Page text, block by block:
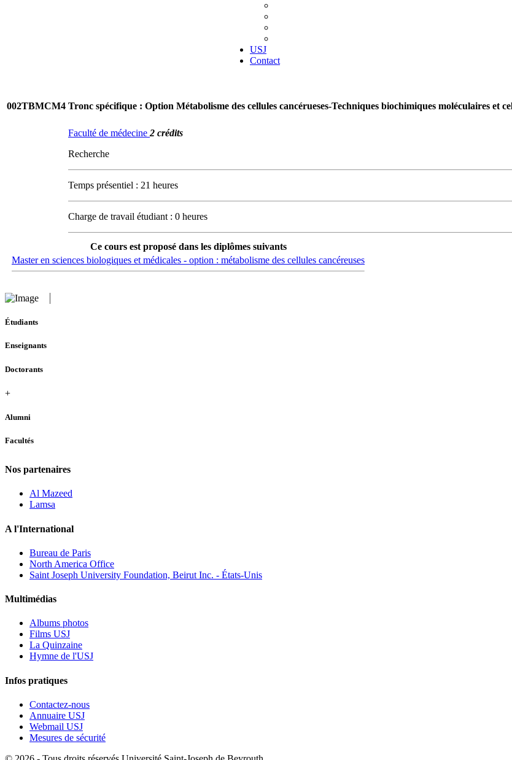
USJ
Contact
002TBMCM4 Tronc spécifique : Option Métabolisme des cellules cancérueses-Techniques biochimiques moléculaires et
Faculté de médecine 2 crédits
Recherche
Temps présentiel : 21 heures
Charge de travail étudiant : 0 heures
Ce cours est proposé dans les diplômes suivants
Master en sciences biologiques et médicales - option : métabolisme des cellules cancéreuses
Étudiants
Enseignants
Doctorants
+
Alumni
Facultés
Nos partenaires
Al Mazeed
Lamsa
A l'International
Bureau de Paris
North America Office
Saint Joseph University Foundation, Beirut Inc. - États-Unis
Multimédias
Albums photos
Films USJ
La Quinzaine
Hymne de l'USJ
Infos pratiques
Contactez-nous
Annuaire USJ
Webmail USJ
Mesures de sécurité